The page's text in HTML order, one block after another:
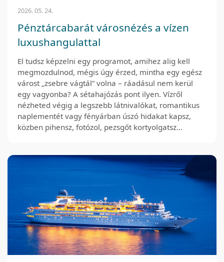
2026. 05. 24.
Pénztárcabarát városnézés a vízen
luxushangulattal
El tudsz képzelni egy programot, amihez alig kell
megmozdulnod, mégis úgy érzed, mintha egy egész
várost „zsebre vágtál” volna – ráadásul nem kerül
egy vagyonba? A sétahajózás pont ilyen. Vízről
nézheted végig a legszebb látnivalókat, romantikus
naplementét vagy fényárban úszó hidakat kapsz,
közben pihensz, fotózol, pezsgőt kortyolgatsz…